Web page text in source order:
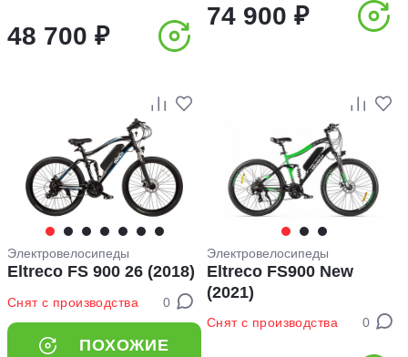
48 700 ₽
74 900 ₽
Электровелосипеды
Eltreco FS 900 26 (2018)
Снят с производства 0
ПОХОЖИЕ
Электровелосипеды
Eltreco FS900 New
(2021)
Снят с производства 0